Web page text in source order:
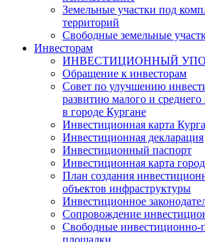
Земельные участки под
территорий
Свободные земельные
Инвесторам
ИНВЕСТИЦИОННЫЙ
Обращение к инвесторам
Совет по улучшению
развитию малого и
в городе Кургане
Инвестиционная карта
Инвестиционная декларация
Инвестиционный паспорт
Инвестиционная карта
План создания
объектов инфраструктуры
Инвестиционное
Сопровождение
Свободные инвестиционно-
площадки